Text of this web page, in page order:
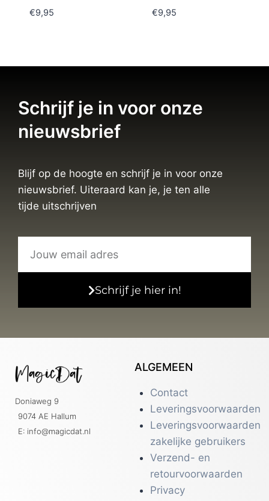
€9,95 €9,95
Schrijf je in voor onze
nieuwsbrief
Blijf op de hoogte en schrijf je in voor onze
nieuwsbrief. Uiteraard kan je, je ten alle
tijde uitschrijven
Schrijf je hier in!
Doniaweg 9
9074 AE Hallum
E: info@magicdat.nl
ALGEMEEN
Contact
Leveringsvoorwaarden
Leveringsvoorwaarden
zakelijke gebruikers
Verzend- en
retourvoorwaarden
Privacy